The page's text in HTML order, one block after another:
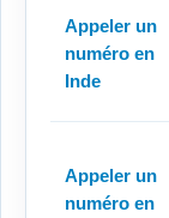
Appeler un
numéro en
Inde
Appeler un
numéro en